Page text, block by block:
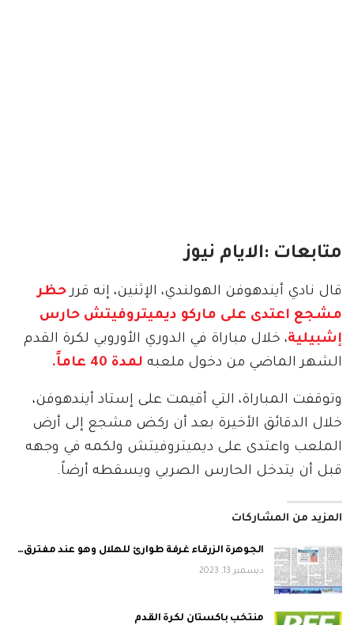
متابعات :الايام نيوز
قال نادي أيندهوفن الهولندي، الإثنين، إنه قررحظر
مشجع اعتدى على ماركو ديميتروفيتش حارس
إشبيلية، خلال مباراة في الدوري الأوروبي لكرة القدم
الشهر الماضي من دخول ملعبه لمدة 40 عاماً.
وتوقفت المباراة، التي أقيمت على إستاد أيندهوفن،
خلال الدقائق الأخيرة بعد أن ركض مشجع إلى أرض
الملعب واعتدى على ديميتروفيتش ولكمه في وجهه
قبل أن يتدخل الحارس الصربي ويسقطه أرضاً.
المزيد من المشاركات
الجوهرة الزرقاء غرفة طوارئ للهلال وهو عند مفترق…
ديسمبر 13, 2023
منتخب باكستان لكرة القدم